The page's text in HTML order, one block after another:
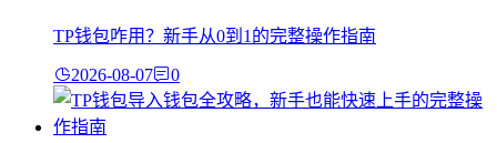
TP钱包咋用？新手从0到1的完整操作指南
2026-08-07 0